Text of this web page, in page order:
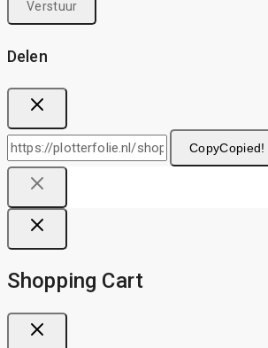
Delen
CopyCopied!
Shopping Cart